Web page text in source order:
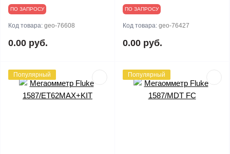
ПО ЗАПРОСУ
Код товара: geo-76608
0.00 руб.
ПО ЗАПРОСУ
Код товара: geo-76427
0.00 руб.
Популярный Популярный